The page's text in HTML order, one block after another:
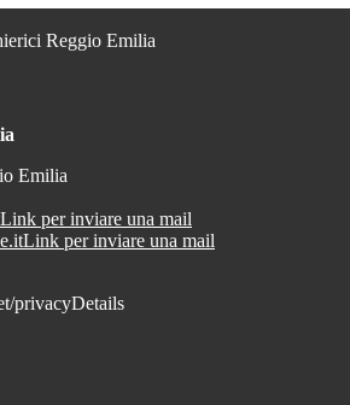
Reggio Emilia
Emilia
Link per inviare una mail
Link per inviare una mail
privacyDetails